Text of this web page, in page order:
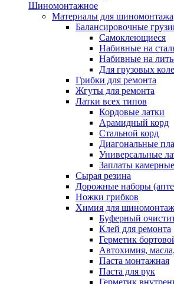
Шиномонтажное
Материалы для шиномонтажа
Балансировочные
Самоклеющиеся
Набивные на
Набивные на
Для грузовых
Грибки для ремонта
Жгуты для ремонта
Латки всех типов
Кордовые латки
Арамидный корд
Стальной корд
Диагональные
Универсальные
Заплаты камерные
Сырая резина
Дорожные наборы
Ножки грибков
Химия для
Буферный
Клей для ремонта
Герметик
Автохимия,
Паста монтажная
Паста для рук
Герметик